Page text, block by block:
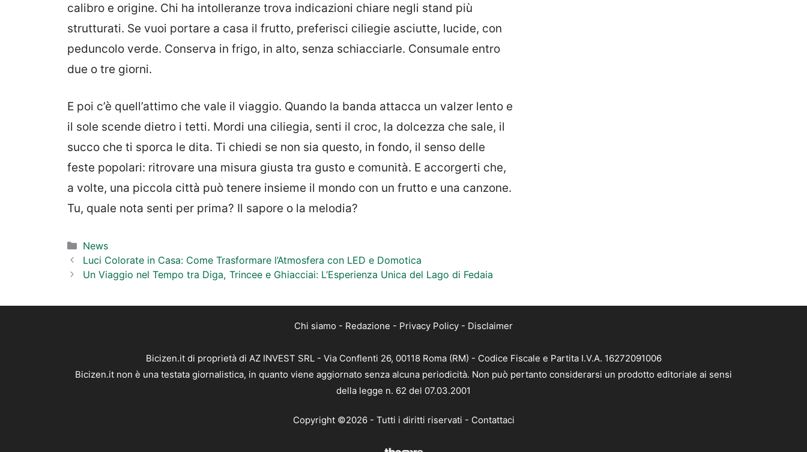
calibro e origine. Chi ha intolleranze trova indicazioni chiare negli stand più
strutturati. Se vuoi portare a casa il frutto, preferisci ciliegie asciutte, lucide, con
peduncolo verde. Conserva in frigo, in alto, senza schiacciarle. Consumale entro
due o tre giorni.
E poi c’è quell’attimo che vale il viaggio. Quando la banda attacca un valzer lento e
il sole scende dietro i tetti. Mordi una ciliegia, senti il croc, la dolcezza che sale, il
succo che ti sporca le dita. Ti chiedi se non sia questo, in fondo, il senso delle
feste popolari: ritrovare una misura giusta tra gusto e comunità. E accorgerti che,
a volte, una piccola città può tenere insieme il mondo con un frutto e una canzone.
Tu, quale nota senti per prima? Il sapore o la melodia?
Categorie
News
Luci Colorate in Casa: Come Trasformare l’Atmosfera con LED e Domotica
Un Viaggio nel Tempo tra Diga, Trincee e Ghiacciai: L’Esperienza Unica del Lago di Fedaia
Chi siamo - Redazione - Privacy Policy - Disclaimer
Bicizen.it di proprietà di AZ INVEST SRL - Via Conflenti 26, 00118 Roma (RM) - Codice Fiscale e Partita I.V.A. 16272091006
Bicizen.it non è una testata giornalistica, in quanto viene aggiornato senza alcuna periodicità. Non può pertanto considerarsi un prodotto editoriale ai sensi
della legge n. 62 del 07.03.2001
Copyright ©2026 - Tutti i diritti riservati - Contattaci